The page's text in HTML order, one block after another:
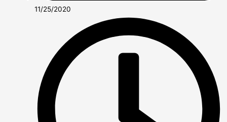
11/25/2020